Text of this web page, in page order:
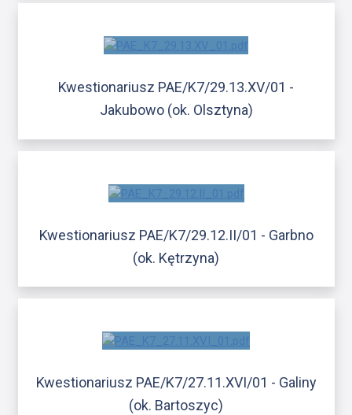
Kwestionariusz PAE/K7/29.13.XV/01 -
Jakubowo (ok. Olsztyna)
Kwestionariusz PAE/K7/29.12.II/01 - Garbno
(ok. Kętrzyna)
Kwestionariusz PAE/K7/27.11.XVI/01 - Galiny
(ok. Bartoszyc)